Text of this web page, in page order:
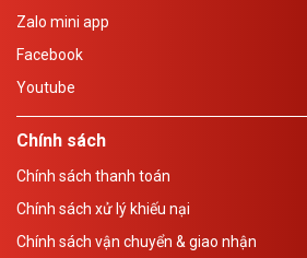
Zalo mini app
Facebook
Youtube
Chính sách
Chính sách thanh toán
Chính sách xử lý khiếu nại
Chính sách vận chuyển & giao nhận